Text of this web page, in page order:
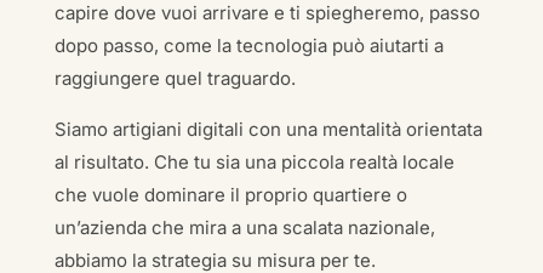
capire dove vuoi arrivare e ti spiegheremo, passo
dopo passo, come la tecnologia può aiutarti a
raggiungere quel traguardo.
Siamo artigiani digitali con una mentalità orientata
al risultato. Che tu sia una piccola realtà locale
che vuole dominare il proprio quartiere o
un’azienda che mira a una scalata nazionale,
abbiamo la strategia su misura per te.